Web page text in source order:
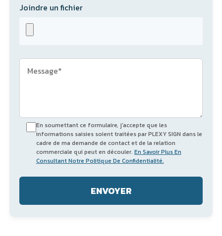
Joindre un fichier
En soumettant ce formulaire, j'accepte que les
informations saisies soient traitées par PLEXY SIGN dans le
cadre de ma demande de contact et de la relation
commerciale qui peut en découler. En Savoir Plus En
Consultant Notre Politique De Confidentialité.